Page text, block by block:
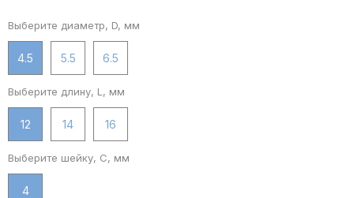
Выберите диаметр, D, мм
4.5 5.5 6.5
Выберите длину, L, мм
12 14 16
Выберите шейку, C, мм
4